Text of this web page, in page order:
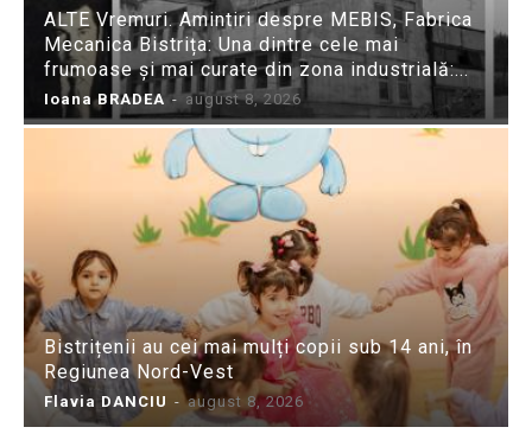
ALTE Vremuri. Amintiri despre MEBIS, Fabrica
Mecanica Bistrița: Una dintre cele mai
frumoase și mai curate din zona industrială:...
Ioana BRADEA - august 8, 2026
Bistrițenii au cei mai mulți copii sub 14 ani, în
Regiunea Nord-Vest
Flavia DANCIU - august 8, 2026